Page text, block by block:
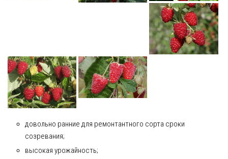
довольно ранние для ремонтантного сорта сроки
созревания;
высокая урожайность;